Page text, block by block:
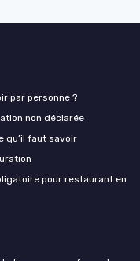
par personne ?
non déclarée
qu’il faut savoir
pour restaurant en